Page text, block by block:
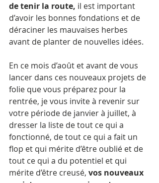
de tenir la route, il est important
d’avoir les bonnes fondations et de
déraciner les mauvaises herbes
avant de planter de nouvelles idées.
En ce mois d’août et avant de vous
lancer dans ces nouveaux projets de
folie que vous préparez pour la
rentrée, je vous invite à revenir sur
votre période de janvier à juillet, à
dresser la liste de tout ce qui a
fonctionné, de tout ce qui a fait un
flop et qui mérite d’être oublié et de
tout ce qui a du potentiel et qui
mérite d’être creusé, vos nouveaux